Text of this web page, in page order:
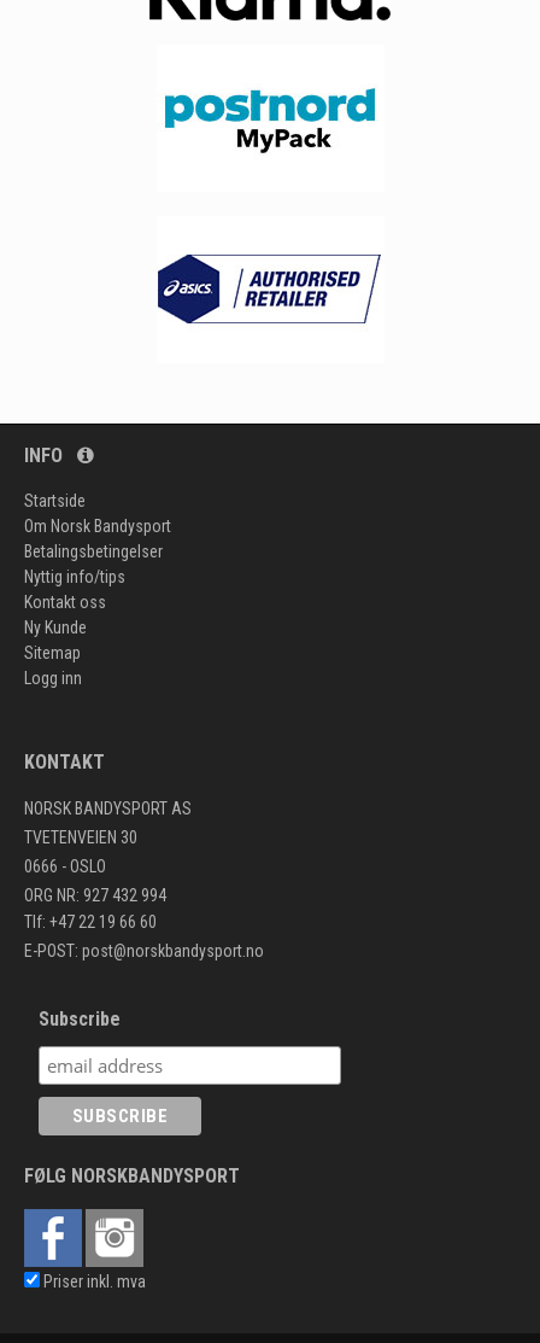
INFO
Startside
Om Norsk Bandysport
Betalingsbetingelser
Nyttig info/tips
Kontakt oss
Ny Kunde
Sitemap
Logg inn
KONTAKT
NORSK BANDYSPORT AS
TVETENVEIEN 30
0666 - OSLO
ORG NR: 927 432 994
Tlf: +47 22 19 66 60
E-POST: post@norskbandysport.no
Subscribe
FØLG NORSKBANDYSPORT
Priser inkl. mva